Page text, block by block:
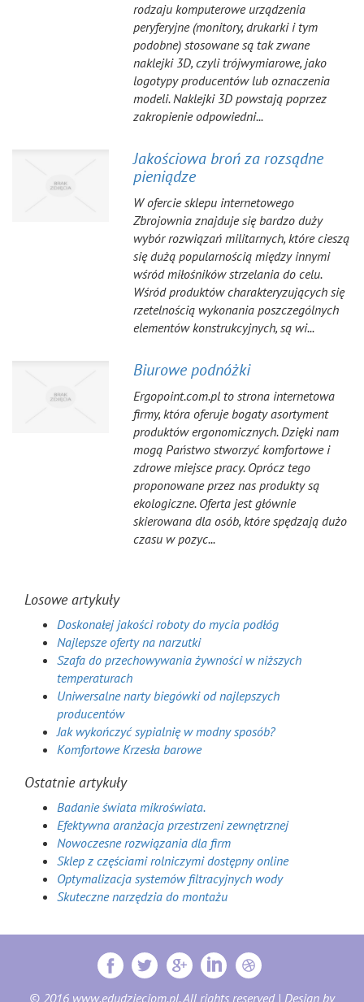
rodzaju komputerowe urządzenia
peryferyjne (monitory, drukarki i tym
podobne) stosowane są tak zwane
naklejki 3D, czyli trójwymiarowe, jako
logotypy producentów lub oznaczenia
modeli. Naklejki 3D powstają poprzez
zakropienie odpowiedni...
Jakościowa broń za rozsądne
pieniądze
W ofercie sklepu internetowego
Zbrojownia znajduje się bardzo duży
wybór rozwiązań militarnych, które cieszą
się dużą popularnością między innymi
wśród miłośników strzelania do celu.
Wśród produktów charakteryzujących się
rzetelnością wykonania poszczególnych
elementów konstrukcyjnych, są wi...
Biurowe podnóżki
Ergopoint.com.pl to strona internetowa
firmy, która oferuje bogaty asortyment
produktów ergonomicznych. Dzięki nam
mogą Państwo stworzyć komfortowe i
zdrowe miejsce pracy. Oprócz tego
proponowane przez nas produkty są
ekologiczne. Oferta jest głównie
skierowana dla osób, które spędzają dużo
czasu w pozyc...
Losowe artykuły
Doskonałej jakości roboty do mycia podłóg
Najlepsze oferty na narzutki
Szafa do przechowywania żywności w niższych
temperaturach
Uniwersalne narty biegówki od najlepszych
producentów
Jak wykończyć sypialnię w modny sposób?
Komfortowe Krzesła barowe
Ostatnie artykuły
Badanie świata mikroświata.
Efektywna aranżacja przestrzeni zewnętrznej
Nowoczesne rozwiązania dla firm
Sklep z częściami rolniczymi dostępny online
Optymalizacja systemów filtracyjnych wody
Skuteczne narzędzia do montażu
© 2016 www.edudzieciom.pl. All rights reserved | Design by